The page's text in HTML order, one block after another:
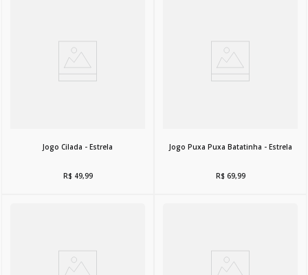
Jogo Cilada - Estrela
R$ 49,99
Jogo Puxa Puxa Batatinha - Estrela
R$ 69,99